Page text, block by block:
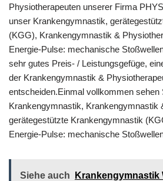
Physiotherapeuten unserer Firma
unser Krankengymnastik,
(KGG), Krankengymnastik &
Energie-Pulse: mechanische
sehr gutes Preis- / Leistungsgefüge,
der Krankengymnastik &
entscheiden.Einmal vollkommen sehen
Krankengymnastik, Krankengymnastik
gerätegestützte Krankengymnastik
Energie-Pulse: mechanische
Siehe auch
Krankengymnastik